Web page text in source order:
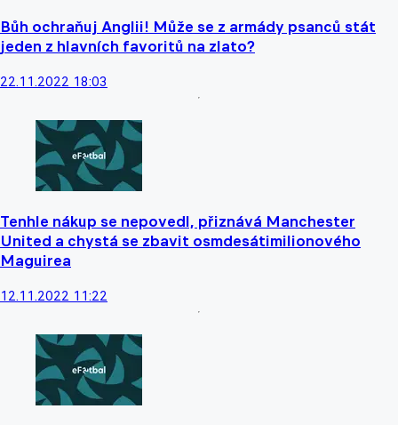
Bůh ochraňuj Anglii! Může se z armády psanců stát
jeden z hlavních favoritů na zlato?
22.11.2022 18:03
Tenhle nákup se nepovedl, přiznává Manchester
United a chystá se zbavit osmdesátimilionového
Maguirea
12.11.2022 11:22